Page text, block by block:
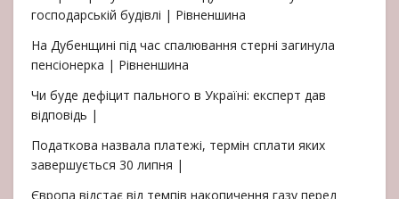
господарській будівлі | Рівненшина
На Дубенщині під час спалювання стерні загинула
пенсіонерка | Рівненшина
Чи буде дефіцит пального в Україні: експерт дав
відповідь |
Податкова назвала платежі, термін сплати яких
завершується 30 липня |
Європа відстає від темпів накопичення газу перед